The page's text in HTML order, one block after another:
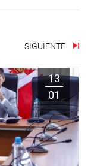
SIGUIENTE
13
01